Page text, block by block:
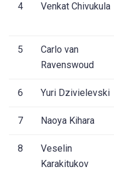
4 Venkat Chivukula
5
Carlo van
Ravenswoud
6 Yuri Dzivielevski
7 Naoya Kihara
8
Veselin
Karakitukov